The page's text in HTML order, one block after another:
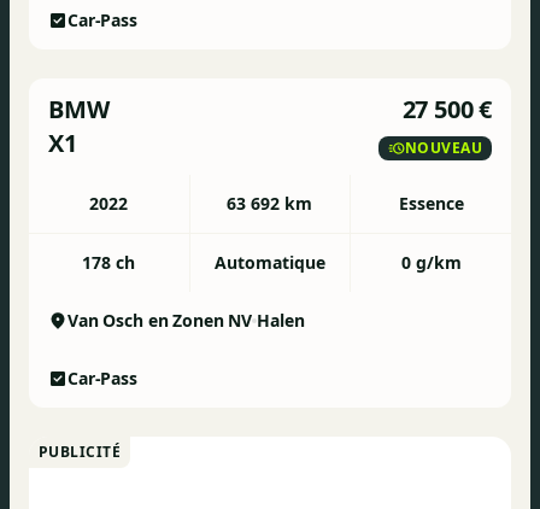
Car-Pass
BMW
X1
27 500 €
NOUVEAU
2022 63 692 km Essence
178 ch Automatique 0 g/km
Van Osch en Zonen NV Halen
Car-Pass
PUBLICITÉ